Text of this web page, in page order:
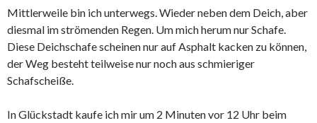
Mittlerweile bin ich unterwegs. Wieder neben dem Deich, aber
diesmal im strömenden Regen. Um mich herum nur Schafe.
Diese Deichschafe scheinen nur auf Asphalt kacken zu können,
der Weg besteht teilweise nur noch aus schmieriger
Schafscheiße.
In Glückstadt kaufe ich mir um 2 Minuten vor 12 Uhr beim